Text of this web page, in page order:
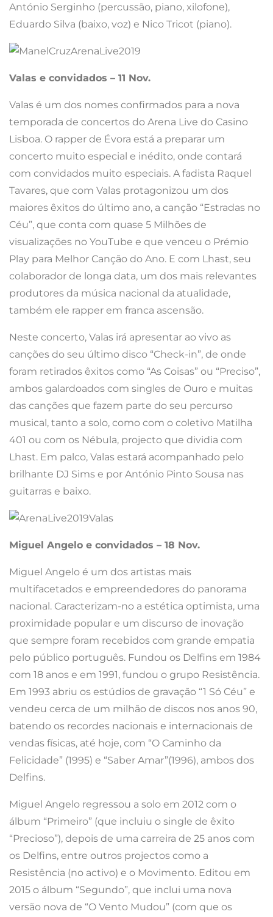
António Serginho (percussão, piano, xilofone),
Eduardo Silva (baixo, voz) e Nico Tricot (piano).
Valas e convidados – 11 Nov.
Valas é um dos nomes confirmados para a nova
temporada de concertos do Arena Live do Casino
Lisboa. O rapper de Évora está a preparar um
concerto muito especial e inédito, onde contará
com convidados muito especiais. A fadista Raquel
Tavares, que com Valas protagonizou um dos
maiores êxitos do último ano, a canção “Estradas no
Céu”, que conta com quase 5 Milhões de
visualizações no YouTube e que venceu o Prémio
Play para Melhor Canção do Ano. E com Lhast, seu
colaborador de longa data, um dos mais relevantes
produtores da música nacional da atualidade,
também ele rapper em franca ascensão.
Neste concerto, Valas irá apresentar ao vivo as
canções do seu último disco “Check-in”, de onde
foram retirados êxitos como “As Coisas” ou “Preciso”,
ambos galardoados com singles de Ouro e muitas
das canções que fazem parte do seu percurso
musical, tanto a solo, como com o coletivo Matilha
401 ou com os Nébula, projecto que dividia com
Lhast. Em palco, Valas estará acompanhado pelo
brilhante DJ Sims e por António Pinto Sousa nas
guitarras e baixo.
Miguel Angelo e convidados – 18 Nov.
Miguel Angelo é um dos artistas mais
multifacetados e empreendedores do panorama
nacional. Caracterizam-no a estética optimista, uma
proximidade popular e um discurso de inovação
que sempre foram recebidos com grande empatia
pelo público português. Fundou os Delfins em 1984
com 18 anos e em 1991, fundou o grupo Resistência.
Em 1993 abriu os estúdios de gravação “1 Só Céu” e
vendeu cerca de um milhão de discos nos anos 90,
batendo os recordes nacionais e internacionais de
vendas físicas, até hoje, com “O Caminho da
Felicidade” (1995) e “Saber Amar”(1996), ambos dos
Delfins.
Miguel Angelo regressou a solo em 2012 com o
álbum “Primeiro” (que incluiu o single de êxito
“Precioso”), depois de uma carreira de 25 anos com
os Delfins, entre outros projectos como a
Resistência (no activo) e o Movimento. Editou em
2015 o álbum “Segundo”, que inclui uma nova
versão nova de “O Vento Mudou” (com que os